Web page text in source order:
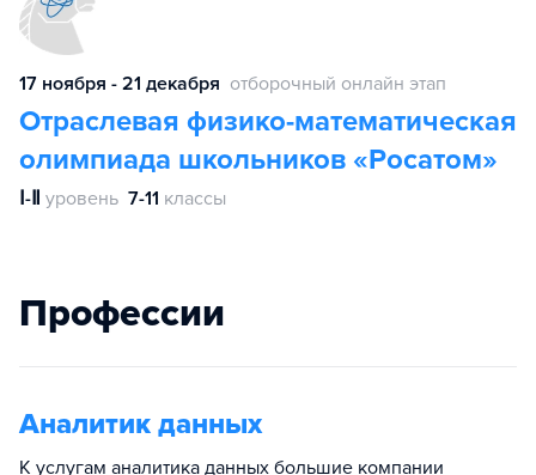
17 ноября - 21 декабря отборочный онлайн этап
Отраслевая физико-математическая
олимпиада школьников «Росатом»
Ⅰ-Ⅱ уровень 7-11 классы
Профессии
Аналитик данных
К услугам аналитика данных большие компании